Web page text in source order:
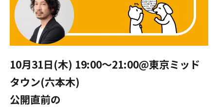
10月31日(木) 19:00〜21:00@東京ミッド
タウン(六本木)
公開直前の